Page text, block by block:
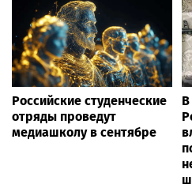
Российские студенческие
отряды проведут
медиашколу в сентябре
В